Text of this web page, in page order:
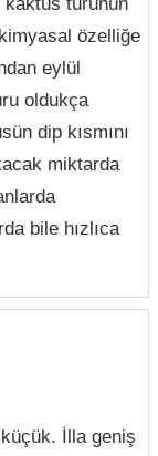
özelliğe
eylül
oldukça
dip kısmını
miktarda
bile hızlıca
İlla geniş